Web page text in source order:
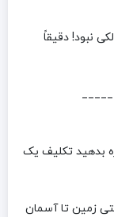
نبود! دقیقاً
بدهید تکلیف یک
زمین تا آسمان